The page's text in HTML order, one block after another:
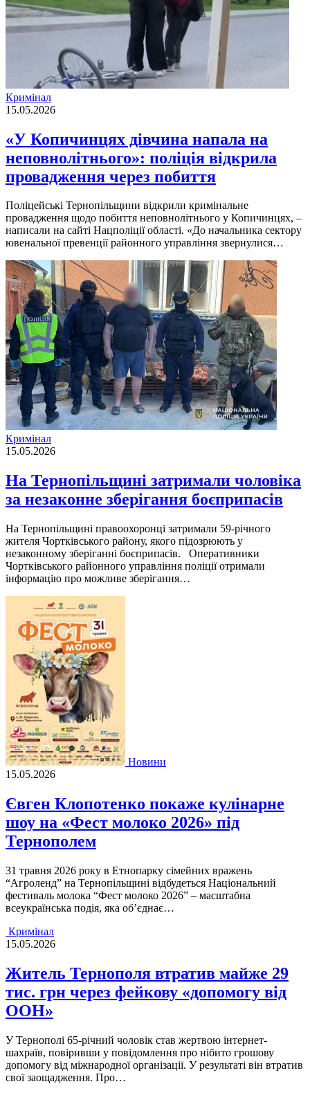
Кримінал
15.05.2026
«У Копичинцях дівчина напала на
неповнолітнього»: поліція відкрила
провадження через побиття
Поліцейські Тернопільщини відкрили кримінальне
провадження щодо побиття неповнолітнього у Копичинцях, –
написали на сайті Нацполіції області. «До начальника сектору
ювенальної превенції районного управління звернулися…
Кримінал
15.05.2026
На Тернопільщині затримали чоловіка
за незаконне зберігання боєприпасів
На Тернопільщині правоохоронці затримали 59-річного
жителя Чортківського району, якого підозрюють у
незаконному зберіганні боєприпасів. Оперативники
Чортківського районного управління поліції отримали
інформацію про можливе зберігання…
Новини
15.05.2026
Євген Клопотенко покаже кулінарне
шоу на «Фест молоко 2026» під
Тернополем
31 травня 2026 року в Етнопарку сімейних вражень
“Агроленд” на Тернопільщині відбудеться Національний
фестиваль молока “Фест молоко 2026” – масштабна
всеукраїнська подія, яка об’єднає…
Кримінал
15.05.2026
Житель Тернополя втратив майже 29
тис. грн через фейкову «допомогу від
ООН»
У Тернополі 65-річний чоловік став жертвою інтернет-
шахраїв, повіривши у повідомлення про нібито грошову
допомогу від міжнародної організації. У результаті він втратив
свої заощадження. Про…